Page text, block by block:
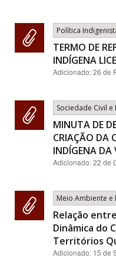
Política
TERMO DE
INDÍGENA
Adicionado:26 de
Sociedade Civil
MINUTA DE
CRIAÇÃO DA
INDÍGENA DA
Adicionado:22 de
Meio Ambiente e
Relação
Dinâmica do
Territórios
Adicionado: 15 de